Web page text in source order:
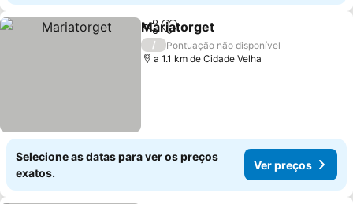
PartilharAdicionar aos favoritos
Mariatorget
/
Pontuação não disponível
a 1.1 km de Cidade Velha
Selecione as datas para ver os preços
exatos.
Ver preços